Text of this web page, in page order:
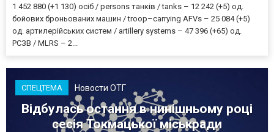
1 452 880 (+1 130) осіб / persons танків / tanks – 12 242 (+5) од.
бойових броньованих машин / troop–carrying AFVs – 25 084 (+5)
од. артилерійських систем / artillery systems – 47 396 (+65) од.
РСЗВ / MLRS – 2...
СПЕЦТЕМА Новости ОТГ
Відбулась остання в нинішньому році
сесія Токмацької міськради